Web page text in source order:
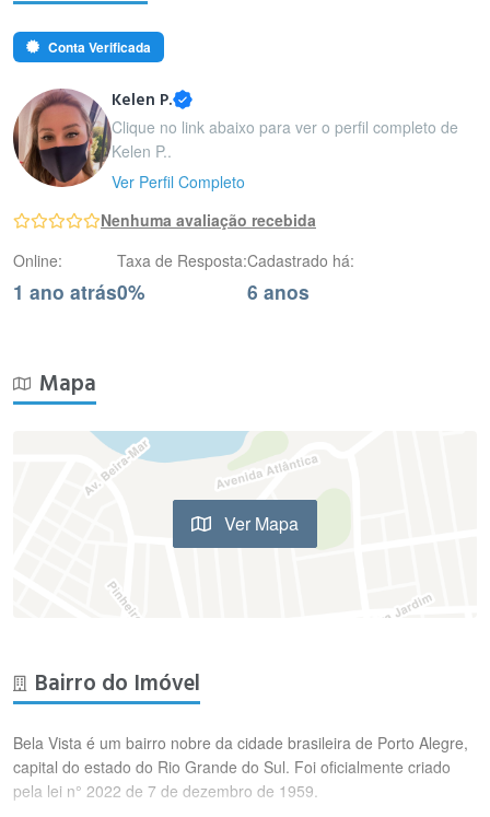
Conta Verificada
Kelen P.
Clique no link abaixo para ver o perfil completo de
Kelen P..
Ver Perfil Completo
Nenhuma avaliação recebida
Online:
1 ano atrás
Taxa de Resposta:
0%
Cadastrado há:
6 anos
Mapa
Ver Mapa
Bairro do Imóvel
Bela Vista é um bairro nobre da cidade brasileira de Porto Alegre,
capital do estado do Rio Grande do Sul. Foi oficialmente criado
pela lei n° 2022 de 7 de dezembro de 1959.